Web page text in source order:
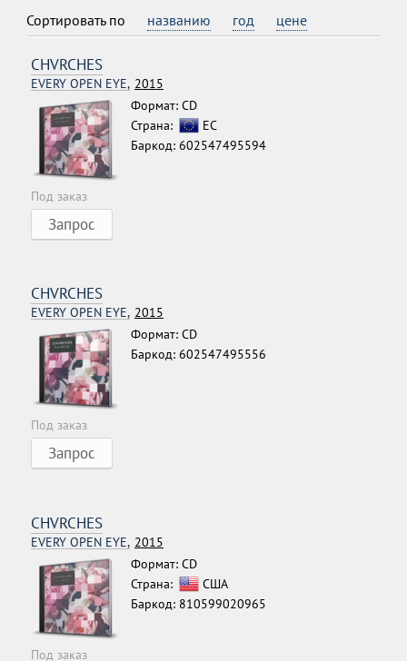
Сортировать по названию год цене
CHVRCHES
EVERY OPEN EYE, 2015
Формат: CD
Страна:
ЕС
Баркод: 602547495594
Под заказ
Запрос
CHVRCHES
EVERY OPEN EYE, 2015
Формат: CD
Баркод: 602547495556
Под заказ
Запрос
CHVRCHES
EVERY OPEN EYE, 2015
Формат: CD
Страна:
США
Баркод: 810599020965
Под заказ